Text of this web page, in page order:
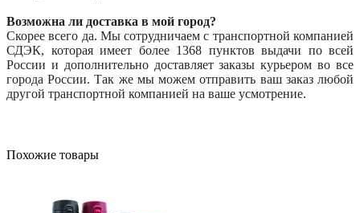
Возможна ли доставка в мой город?
Скорее всего да. Мы сотрудничаем с транспортной компанией
СДЭК, которая имеет более 1368 пунктов выдачи по всей
России и дополнительно доставляет заказы курьером во все
города России. Так же мы можем отправить ваш заказ любой
другой транспортной компанией на ваше усмотрение.
Похожие товары